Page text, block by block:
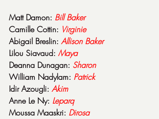
Matt Damon: Bill Baker
Camille Cottin: Virginie
Abigail Breslin: Allison Baker
Lilou Siavaud: Maya
Deanna Dunagan: Sharon
William Nadylam: Patrick
Idir Azougli: Akim
Anne Le Ny: Leparq
Moussa Maaskri: Dirosa